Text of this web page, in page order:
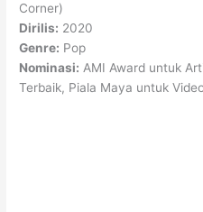
Corner)
Dirilis: 2020
Genre: Pop
Nominasi: AMI Award untuk
Terbaik, Piala Maya untuk